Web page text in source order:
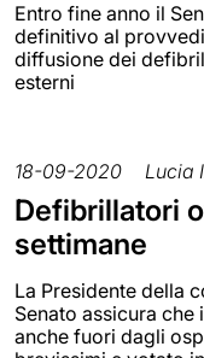
Entro fine anno il
definitivo al
diffusione dei
esterni
18-09-2020 Lucia
Defibrillatori
settimane
La Presidente della
Senato assicura
anche fuori dagli